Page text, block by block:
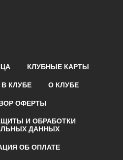
КЛУБНЫЕ КАРТЫ
КЛУБЕ О КЛУБЕ
ОФЕРТЫ
И ОБРАБОТКИ
ДАННЫХ
ОБ ОПЛАТЕ